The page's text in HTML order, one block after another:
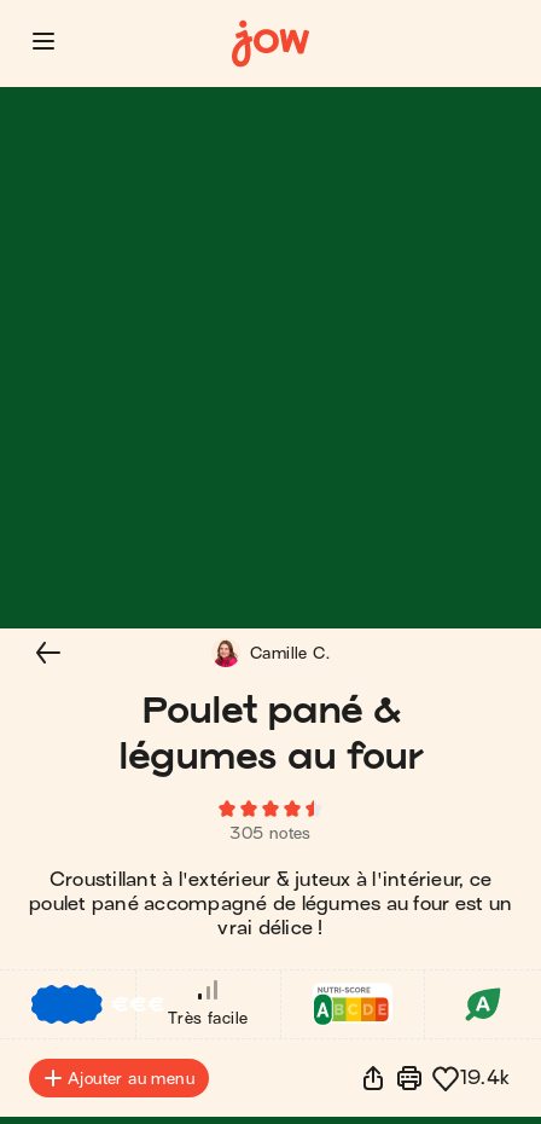
Poulet pané &
légumes au four
305 notes
Croustillant à l'extérieur & juteux à l'intérieur, ce
poulet pané accompagné de légumes au four est un
vrai délice !
Camille C.
€€€
Très facile
Ajouter au menu 19.4k